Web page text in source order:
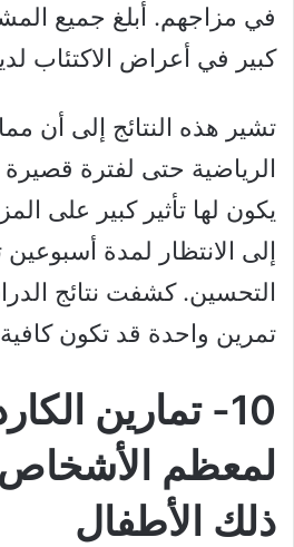
في مزاجهم. أبلغ جميع
كبير في أعراض الاكتئاب
تشير هذه النتائج إلى أن
الرياضية حتى لفترة
يكون لها تأثير كبير على
إلى الانتظار لمدة أسبوعين
التحسين. كشفت نتائج
تمرين واحدة قد تكون
10- تمارين
لمعظم
ذلك الأطفال